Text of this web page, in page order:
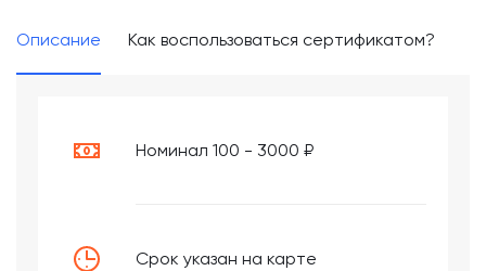
Описание Как воспользоваться сертификатом?
Номинал 100 - 3000 ₽
Срок указан на карте